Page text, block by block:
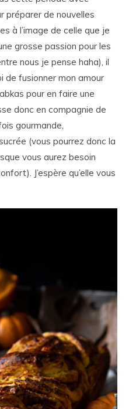
préparer de nouvelles
à l’image de celle que je
grosse passion pour les
nous je pense haha), il
de fusionner mon amour
pour en faire une
donc en compagnie de
gourmande,
(vous pourrez donc la
vous aurez besoin
J’espère qu’elle vous